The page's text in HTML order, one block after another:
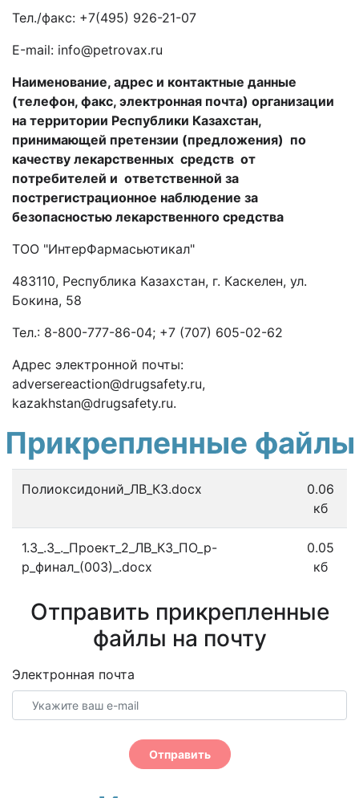
Тел./факс: +7(495) 926-21-07
Е-mail: info@petrovax.ru
Наименование, адрес и контактные данные
(телефон, факс, электронная почта) организации
на территории Республики Казахстан,
принимающей претензии (предложения) по
качеству лекарственных средств от
потребителей и ответственной за
пострегистрационное наблюдение за
безопасностью лекарственного средства
ТОО "ИнтерФармасьютикал"
483110, Республика Казахстан, г. Каскелен, ул.
Бокина, 58
Тел.: 8-800-777-86-04; +7 (707) 605-02-62
Адрес электронной почты:
adversereaction@drugsafety.ru,
kazakhstan@drugsafety.ru.
Прикрепленные файлы
Полиоксидоний_ЛВ_КЗ.docx
0.06
кб
1.3_.3_._Проект_2_ЛВ_КЗ_ПО_р-
р_финал_(003)_.docx
0.05
кб
Отправить прикрепленные
файлы на почту
Электронная почта
Отправить